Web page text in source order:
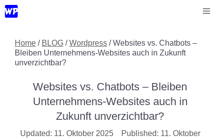
Zum
Inhalt
Home / BLOG /Wordpress /Websites vs. Chatbots –
Bleiben Unternehmens-Websites auch in Zukunft
unverzichtbar?
Websites vs. Chatbots – Bleiben
Unternehmens-Websites auch in
Zukunft unverzichtbar?
11. Oktober 2025
11. Oktober